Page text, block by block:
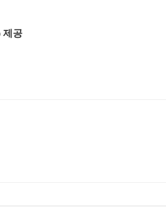
제공